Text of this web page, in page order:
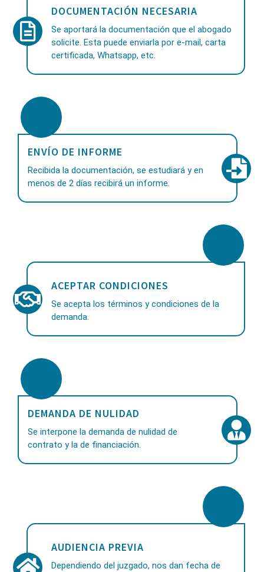
DOCUMENTACIÓN NECESARIA
Se aportará la documentación que el abogado
solicite. Esta puede enviarla por e-mail, carta
certificada, Whatsapp, etc.
ENVÍO DE INFORME
Recibida la documentación, se estudiará y en
menos de 2 días recibirá un informe.
ACEPTAR CONDICIONES
Se acepta los términos y condiciones de la
demanda.
DEMANDA DE NULIDAD
Se interpone la demanda de nulidad de
contrato y la de financiación.
AUDIENCIA PREVIA
Dependiendo del juzgado, nos dan fecha de